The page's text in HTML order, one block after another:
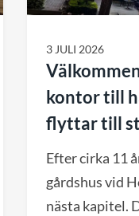
3 JULI 2026
kontor till
flyttar till
Efter cirka 11
gårdshus vid
nästa kapitel.